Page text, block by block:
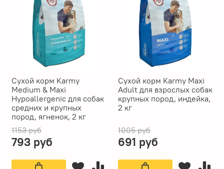
Сухой корм Karmy
Medium & Maxi
Hypoallergenic для собак
средних и крупных
пород, ягненок, 2 кг
1153 руб
793 руб
Сухой корм Karmy Maxi
Adult для взрослых собак
крупных пород, индейка,
2 кг
1005 руб
691 руб